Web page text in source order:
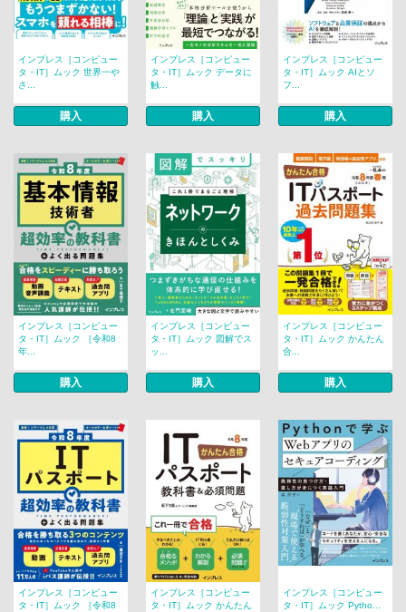
インプレス［コンピュー
タ・IT］ムック 世界一や
さ...
購入
インプレス［コンピュー
タ・IT］ムック データに
触...
購入
インプレス［コンピュー
タ・IT］ムック AIとソ
フ...
購入
インプレス［コンピュー
タ・IT］ムック ［令和8
年...
購入
インプレス［コンピュー
タ・IT］ムック 図解でス
ッ...
購入
インプレス［コンピュー
タ・IT］ムック かんたん
合...
購入
インプレス［コンピュー
タ・IT］ムック ［令和8
インプレス［コンピュー
タ・IT］ムック かんたん
インプレス［コンピュー
タ・IT］ムック Pytho...